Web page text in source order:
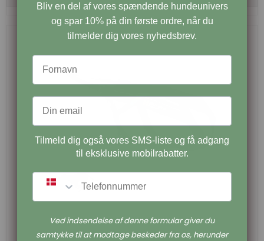
Bliv en del af vores spændende hundeunivers
og spar 10% på din første ordre, når du
tilmelder dig vores nyhedsbrev.
Tilmeld dig også vores SMS-liste og få adgang
til eksklusive mobilrabatter.
SMS
Ved indsendelse af denne formular giver du
samtykke til at modtage beskeder fra os, herunder